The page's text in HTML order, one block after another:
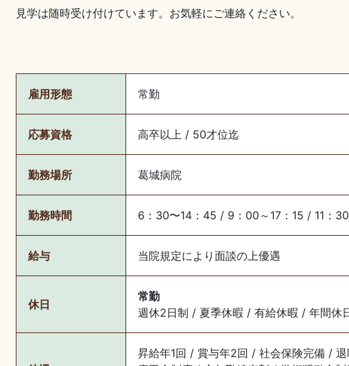
見学は随時受け付けています。お気軽にご連絡ください。
雇用形態 常勤
応募資格 高卒以上 / 50才位迄
勤務場所 葛城病院
勤務時間 6：30〜14：45 / 9：00～17：15 / 11：
給与 当院規定により面談の上優遇
休日
常勤
週休2日制 / 夏季休暇 / 有給休暇 / 年間休
昇給年1回 / 賞与年2回 / 社会保険完備 /